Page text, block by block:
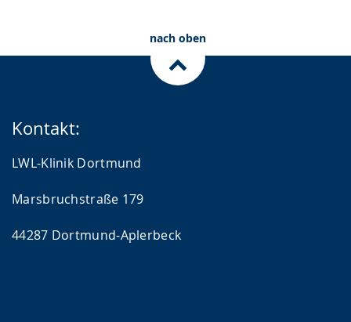
nach oben
Kontakt:
LWL-Klinik Dortmund
Marsbruchstraße 179
44287 Dortmund-Aplerbeck